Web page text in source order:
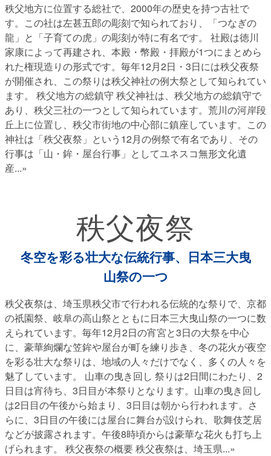
秩父地方に位置する総社で、2000年の歴史を持つ古社で
す。この社は左甚五郎の彫刻で知られており、「つなぎの
龍」と「子育ての虎」の彫刻が特に有名です。 社殿は徳川
家康によって再建され、本殿・幣殿・拝殿が1つにまとめら
れた権現造りの形式です。毎年12月2日・3日には秩父夜祭
が開催され、この祭りは秩父神社の例大祭として知られてい
ます。 秩父地方の総鎮守 秩父神社は、秩父地方の総鎮守で
あり、秩父三社の一つとして知られています。荒川の河岸段
丘上に位置し、秩父市街地の中心部に鎮座しています。この
神社は「秩父夜祭」という12月の例祭で有名であり、その
行事は「山・鉾・屋台行事」としてユネスコ無形文化遺
産...»
秩父夜祭
冬空を彩る壮大な伝統行事、日本三大曳
山祭の一つ
秩父夜祭は、埼玉県秩父市で行われる伝統的な祭りで、京都
の祇園祭、岐阜の高山祭とともに日本三大曳山祭の一つに数
えられています。毎年12月2日の宵宮と3日の大祭を中心
に、豪華絢爛な笠鉾や屋台が町を練り歩き、冬の花火が夜空
を彩る壮大な祭りは、地域の人々だけでなく、多くの人々を
魅了しています。 山車の曳き回し 祭りは2日間にわたり、2
日目は宵待ち、3日目が本祭りとなります。山車の曳き回し
は2日目の午後から始まり、3日目は朝から行われます。さ
らに、3日目の午後には屋台に舞台が設けられ、歌舞伎芝居
などが披露されます。午後8時頃からは豪華な花火も打ち上
げられます。 秩父夜祭の概要 秩父夜祭は、埼玉県...»